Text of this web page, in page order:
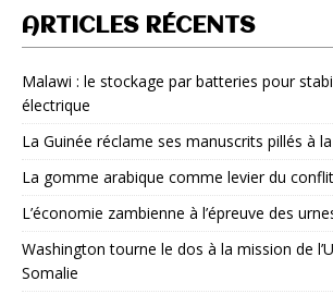
ARTICLES RÉCENTS
Malawi : le stockage par batteries pour
électrique
La Guinée réclame ses manuscrits pillés à
La gomme arabique comme levier du
L’économie zambienne à l’épreuve des
Washington tourne le dos à la mission de
Somalie